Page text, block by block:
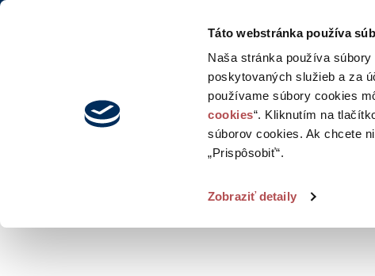
Táto webstránka používa
Naša stránka používa
poskytovaných služieb a za
používame súbory cookies
cookies“. Kliknutím na
súborov cookies. Ak chcete
„Prispôsobiť“.
Zobraziť detaily